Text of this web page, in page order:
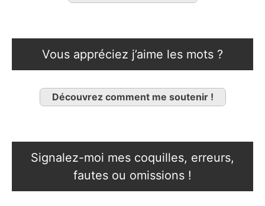
Vous appréciez j’aime les mots ?
Découvrez comment me soutenir !
Signalez-moi mes coquilles, erreurs,
fautes ou omissions !